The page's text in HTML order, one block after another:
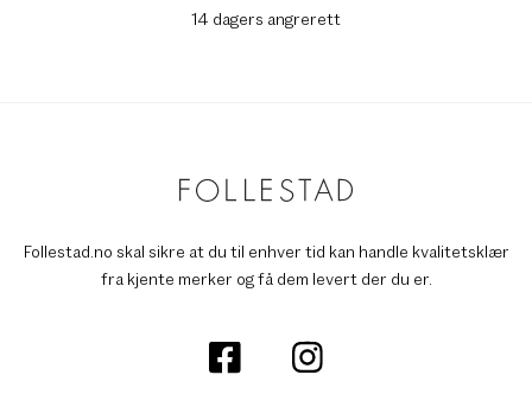
14 dagers angrerett
Follestad.no skal sikre at du til enhver tid kan handle kvalitetsklær
fra kjente merker og få dem levert der du er.